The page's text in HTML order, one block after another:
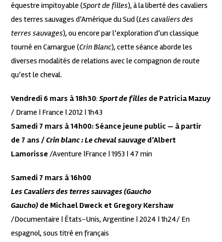
équestre impitoyable (Sport de filles), à la liberté des cavaliers
des terres sauvages d’Amérique du Sud (Les cavaliers des
terres sauvages), ou encore par l’exploration d’un classique
tourné en Camargue (Crin Blanc), cette séance aborde les
diverses modalités de relations avec le compagnon de route
qu’est le cheval.
Vendredi 6 mars à 18h30:Sport de filles de Patricia Mazuy
/ Drame | France | 2012 | 1h43
Samedi 7 mars à 14h00: Séance jeune public — à partir
de 7 ans /Crin blanc : Le cheval sauvage d’Albert
Lamorisse /Aventure |France | 1953 | 47 min
Samedi 7 mars à 16h00
Les Cavaliers des terres sauvages (Gaucho
Gaucho) de Michael Dweck et Gregory Kershaw
/Documentaire | États-Unis, Argentine | 2024 | 1h24/ En
espagnol, sous titré en français